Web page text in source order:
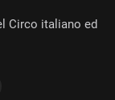
Circo italiano ed